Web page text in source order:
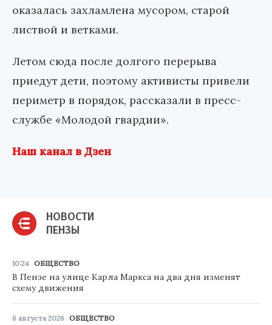
оказалась захламлена мусором, старой
листвой и ветками.
Летом сюда после долгого перерыва
приедут дети, поэтому активисты привели
периметр в порядок, рассказали в пресс-
службе «Молодой гвардии».
Наш канал в Дзен
НОВОСТИ
ПЕНЗЫ
10:24 ОБЩЕСТВО
В Пензе на улице Карла Маркса на два дня изменят
схему движения
6 августа 2026 ОБЩЕСТВО